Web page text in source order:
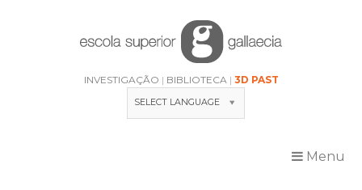
INVESTIGAÇÃO BIBLIOTECA 3D PAST
SELECT LANGUAGE
Menu